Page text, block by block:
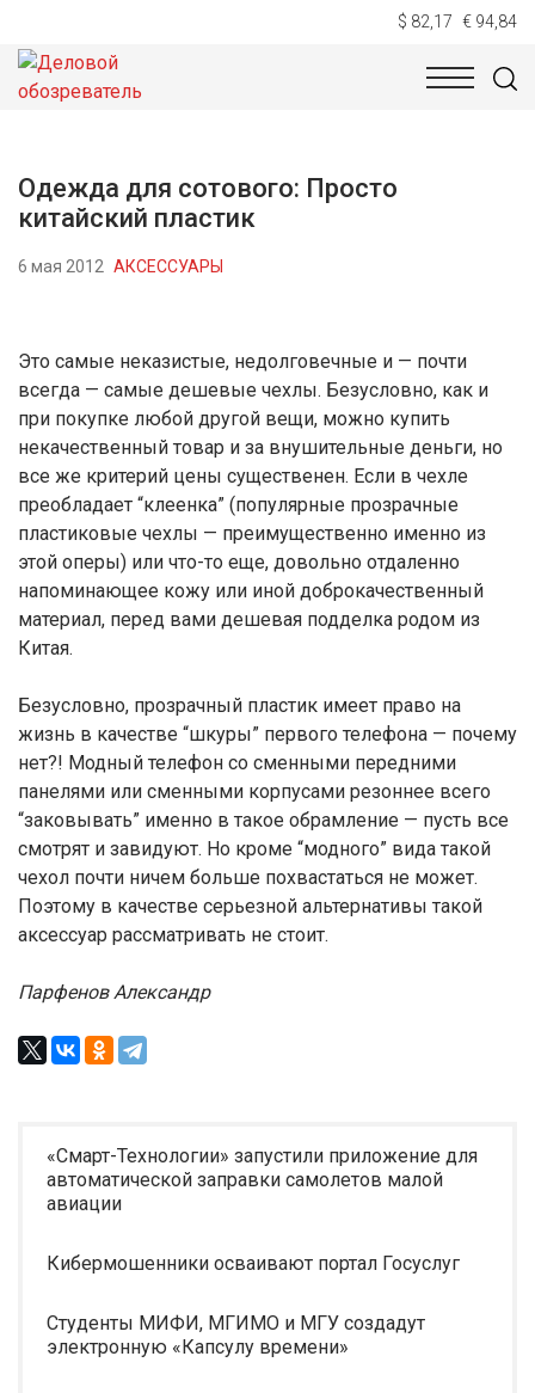
$ 82,17 € 94,84
НОВОСТИ
Одежда для сотового: Просто
китайский пластик
6 мая 2012 АКСЕССУАРЫ
Это самые неказистые, недолговечные и — почти
всегда — самые дешевые чехлы. Безусловно, как и
при покупке любой другой вещи, можно купить
некачественный товар и за внушительные деньги, но
все же критерий цены существенен. Если в чехле
преобладает “клеенка” (популярные прозрачные
пластиковые чехлы — преимущественно именно из
этой оперы) или что-то еще, довольно отдаленно
напоминающее кожу или иной доброкачественный
материал, перед вами дешевая подделка родом из
Китая.
Безусловно, прозрачный пластик имеет право на
жизнь в качестве “шкуры” первого телефона — почему
нет?! Модный телефон со сменными передними
панелями или сменными корпусами резоннее всего
“заковывать” именно в такое обрамление — пусть все
смотрят и завидуют. Но кроме “модного” вида такой
чехол почти ничем больше похвастаться не может.
Поэтому в качестве серьезной альтернативы такой
аксессуар рассматривать не стоит.
Парфенов Александр
«Смарт-Технологии» запустили приложение для
автоматической заправки самолетов малой
авиации
Кибермошенники осваивают портал Госуслуг
Студенты МИФИ, МГИМО и МГУ создадут
электронную «Капсулу времени»